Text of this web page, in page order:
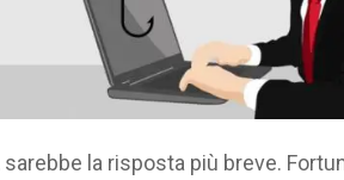
sarebbe la risposta più breve.